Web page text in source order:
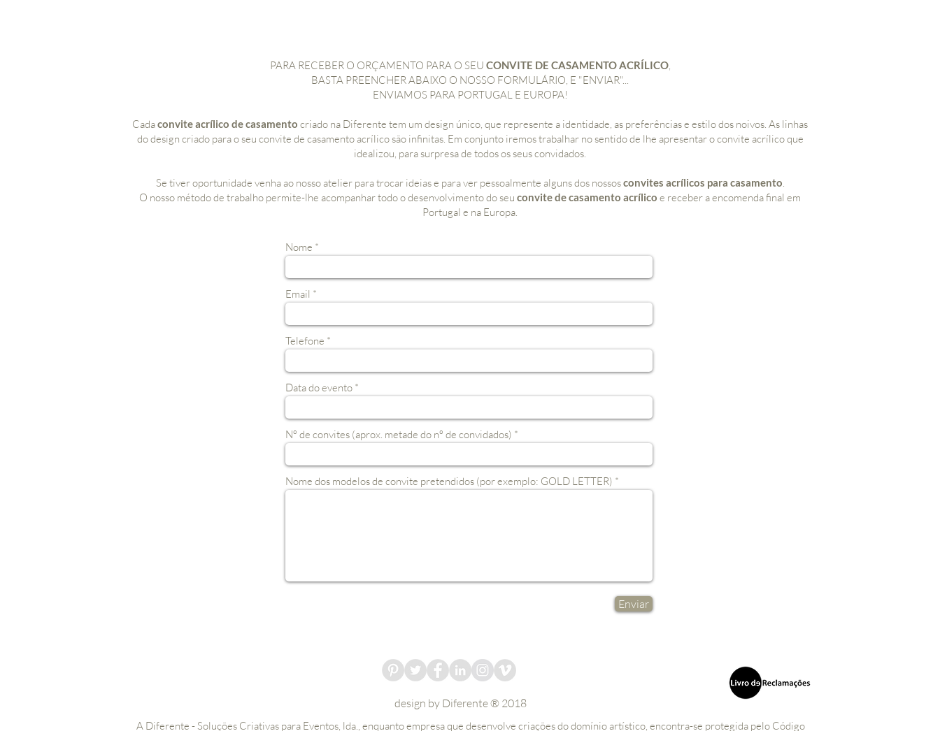
PARA RECEBER O ORÇAMENTO PARA O SEU CONVITE DE CASAMENTO ACRÍLICO,
BASTA PREENCHER ABAIXO O NOSSO FORMULÁRIO, E "ENVIAR"...
ENVIAMOS PARA PORTUGAL E EUROPA!
Cadaconvite acrílico de casamento criado na Diferente tem um design único, que represente a identidade, as preferências e estilo dos noivos. As linhas
do design criado para o seu convite de casamento acrílico são infinitas. Em conjunto iremos trabalhar no sentido de lhe apresentar o convite acrílico que
idealizou, para surpresa de todos os seus convidados.
Se tiver oportunidade venha ao nosso atelier para trocar ideias e para ver pessoalmente alguns dos nossosconvites acrílicos para casamento.
O nosso método de trabalho permite-lhe acompanhar todo o desenvolvimento do seu convite de casamento acrílico e receber a encomenda final em
Portugal e na Europa.
Nome
Email
Telefone
Data do evento
Nº de convites (aprox. metade do nº de convidados)
Nome dos modelos de convite pretendidos (por exemplo: GOLD LETTER)
Enviar
design by Diferente ® 2018
A Diferente - Soluções Criativas para Eventos, lda., enquanto empresa que desenvolve criações do domínio artístico, encontra-se protegida pelo Código